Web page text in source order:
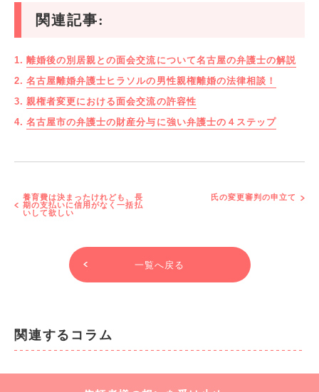
関連記事:
離婚後の別居親との面会交流について名古屋の弁護士の解説
名古屋離婚弁護士ヒラソルの男性親権離婚の法律相談！
親権者変更における面会交流の許容性
名古屋市の弁護士の財産分与に強い弁護士の４ステップ
養育費は決まったけれども、長
期の支払いに信用がなく一括払
いして欲しい
氏の変更審判の申立て
一覧へ戻る
関連するコラム